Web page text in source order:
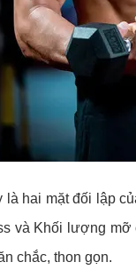
hai mặt đối lập
và Khối lượng
chắc, thon gọn.